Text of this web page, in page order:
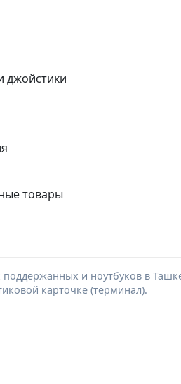
джойстики
товары
и ноутбуков в
карточке (терминал).